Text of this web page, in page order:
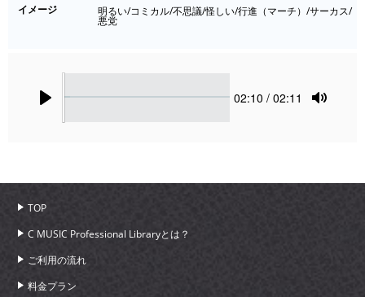
イメージ
明るい/コミカル/不思議/怪しい/行進（マーチ）/サーカス/
悪党
Current
02:10 / 02:11
TOP
C MUSIC Professional Libraryとは？
ご利用の流れ
料金プラン